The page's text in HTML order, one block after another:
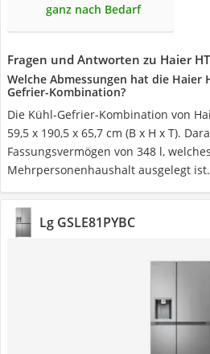
ganz nach Bedarf
Fragen und Antworten zu Haier
Welche Abmessungen hat die Haier
Gefrier-Kombination?
Die Kühl-Gefrier-Kombination von
59,5 x 190,5 x 65,7 cm (B x H x T).
Fassungsvermögen von 348 l,
Mehrpersonenhaushalt ausgelegt ist.
Lg GSLE81PYBC